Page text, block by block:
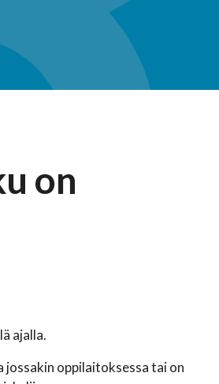
on
ajalla.
oppilaitoksessa tai on